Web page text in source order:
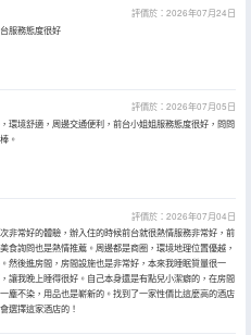
評價於：2026年07月24日
服務態度很好
評價於：2026年07月05日
環境舒適，周邊交通便利，前台小姐姐服務態度很好，問問
。
評價於：2026年07月04日
非常好的體驗，辦入住的時候前台就很熱情服務非常好，前
食詢問也是熱情推薦。周邊都是商圈，環境地理位置優越，
然後進房間，房間設施也是非常好，本來我睡眠質量很一
讓我晚上睡得很好。自己本身還是有點兒小潔癖的，在房間
塵不染，用品也是嶄新的。找到了一家性價比這麼高的酒店
選擇這家酒店的！